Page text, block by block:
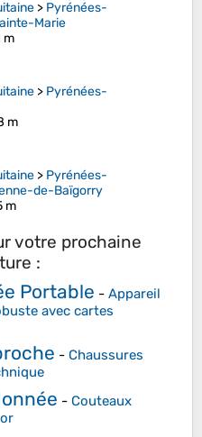
> Pyrénées-
Marie
m
> Pyrénées-
m
> Pyrénées-
de-Baïgorry
m
votre prochaine
:
Portable - Appareil
avec cartes
- Chaussures
- Couteaux